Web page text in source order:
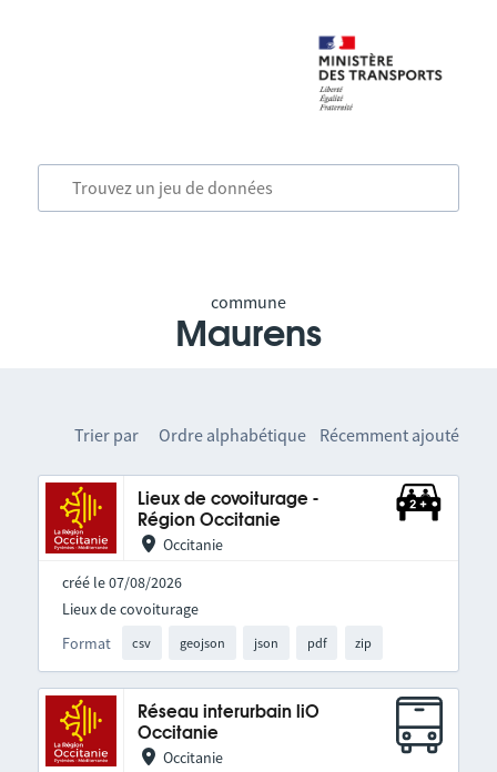
commune
Maurens
Trier par Ordre alphabétique Récemment ajouté
Lieux de covoiturage -
Région Occitanie
Occitanie
créé le 07/08/2026
Format csv geojson json pdf zip
Lieux de covoiturage
Réseau interurbain liO
Occitanie
Occitanie